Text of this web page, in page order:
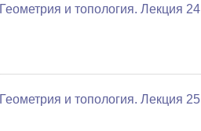
Геометрия и топология. Лекция 24
Геометрия и топология. Лекция 25